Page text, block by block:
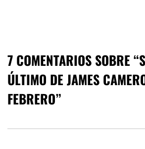
7 COMENTARIOS SOBRE “
ÚLTIMO DE JAMES
FEBRERO”